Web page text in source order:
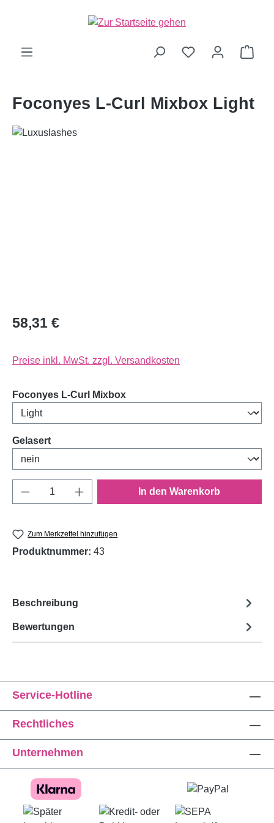
Foconyes L-Curl Mixbox Light
58,31 €
Preise inkl. MwSt. zzgl. Versandkosten
Foconyes L-Curl Mixboxauswählen
Gelasertauswählen
Produkt Anzahl: Gib den gewünschten
In den Warenkorb
Zum Merkzettel hinzufügen
Produktnummer: 43
Beschreibung
Bewertungen
Service-Hotline
Rechtliches
Unternehmen